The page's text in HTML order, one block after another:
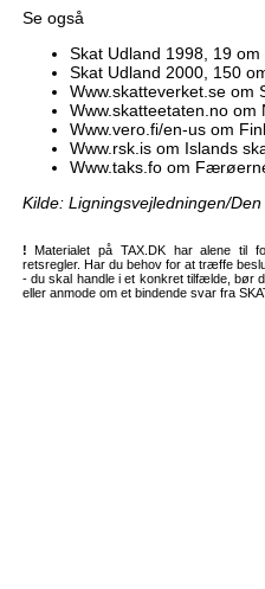
Se også
Skat Udland 1998, 19
Skat Udland 2000, 150
Www.skatteverket.se om
Www.skatteetaten.no om
Www.vero.fi/en-us om
Www.rsk.is om Islands
Www.taks.fo om
Kilde: Ligningsvejledningen/
! Materialet på TAX.DK har alene til
retsregler. Har du behov for at træffe
- du skal handle i et konkret tilfælde, bør
eller anmode om et bindende svar fra